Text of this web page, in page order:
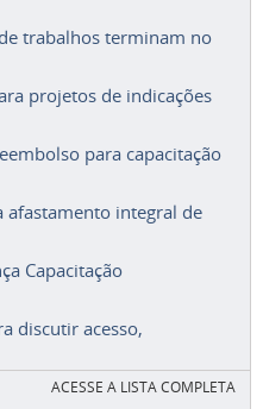
trabalhos terminam no
projetos de indicações
para capacitação
integral de
Capacitação
discutir acesso,
ACESSE A LISTA COMPLETA